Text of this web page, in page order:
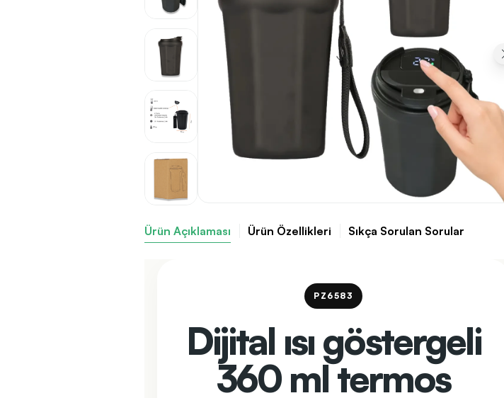
Sonraki Adıma İlerle
Ürün Açıklaması Ürün Özellikleri Sıkça Sorulan Sorular
PZ6583
Dijital ısı göstergeli
360 ml termos